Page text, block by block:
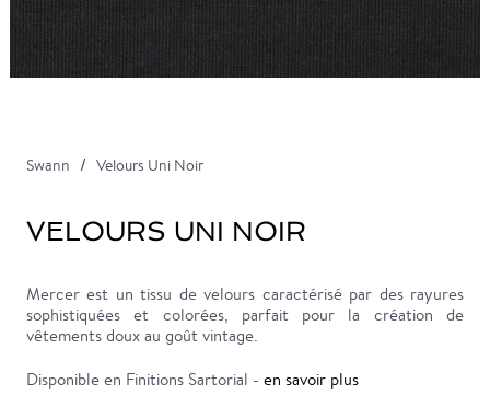
Swann Velours Uni Noir
VELOURS UNI NOIR
Mercer est un tissu de velours caractérisé par des rayures
sophistiquées et colorées, parfait pour la création de
vêtements doux au goût vintage.
Disponible en Finitions Sartorial - en savoir plus